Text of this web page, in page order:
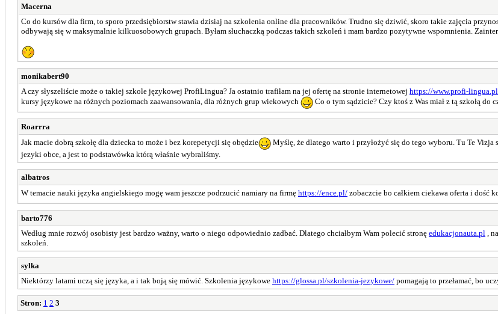
Macerna
Co do kursów dla firm, to sporo przedsiębiorstw stawia dzisiaj na szkolenia online dla pracowników. Trudno się dziwić, skoro takie zajęcia
odbywają się w maksymalnie kilkuosobowych grupach. Byłam słuchaczką podczas takich szkoleń i mam bardzo pozytywne wspomnienia.
monikabert90
A czy słyszeliście może o takiej szkole językowej ProfiLingua? Ja ostatnio trafiłam na jej ofertę na stronie internetowej https://www.profi-
kursy językowe na różnych poziomach zaawansowania, dla różnych grup wiekowych
Co o tym sądzicie? Czy ktoś z Was miał z tą szkołą do
Roarrra
Jak macie dobrą szkołę dla dziecka to może i bez korepetycji się obędzie
Myślę, że dlatego warto i przyłożyć się do tego wyboru. Tu Te
jezyki obce, a jest to podstawówka którą właśnie wybraliśmy.
albatros
W temacie nauki języka angielskiego mogę wam jeszcze podrzucić namiary na firmę https://ence.pl/ zobaczcie bo całkiem ciekawa oferta i dość
barto776
Według mnie rozwój osobisty jest bardzo ważny, warto o niego odpowiednio zadbać. Dlatego chciałbym Wam polecić stronę edukacjonauta.pl ,
szkoleń.
sylka
Niektórzy latami uczą się języka, a i tak boją się mówić. Szkolenia językowe https://glossa.pl/szkolenia-jezykowe/ pomagają to przełamać, bo
Stron: 1 2 3